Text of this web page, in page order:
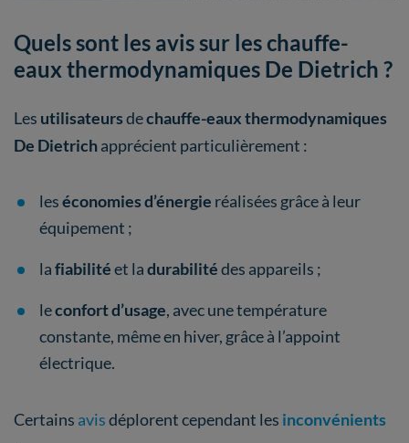
Quels sont les avis sur les chauffe-
eaux thermodynamiques De Dietrich ?
Les utilisateursdechauffe-eaux thermodynamiques
De Dietrichapprécient particulièrement :
leséconomies d’énergie réalisées grâce à leur
équipement ;
lafiabilitéet ladurabilitédes appareils ;
leconfort d’usage, avec une température
constante, même en hiver, grâce à l’appoint
électrique.
Certains avisdéplorent cependant les inconvénients